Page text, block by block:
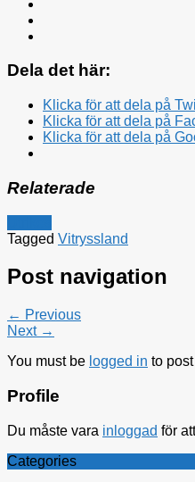
Dela det här:
Klicka för att dela på
Klicka för att dela på
Klicka för att dela på
Relaterade
Tagged Vitryssland
Post navigation
← Previous
Next →
You must be logged in to
Profile
Du måste vara inloggad för
Categories